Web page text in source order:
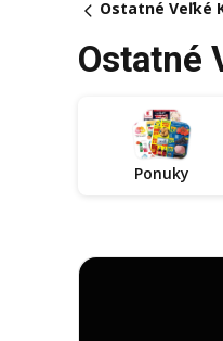
Ostatné Veľké
Ostatné
Ponuky